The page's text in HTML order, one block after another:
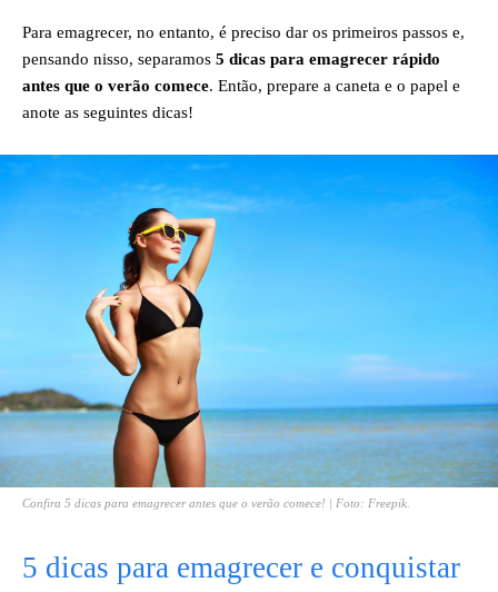
Para emagrecer, no entanto, é preciso dar os primeiros passos e,
pensando nisso, separamos 5 dicas para emagrecer rápido
antes que o verão comece. Então, prepare a caneta e o papel e
anote as seguintes dicas!
Confira 5 dicas para emagrecer antes que o verão comece! | Foto: Freepik.
5 dicas para emagrecer e conquistar